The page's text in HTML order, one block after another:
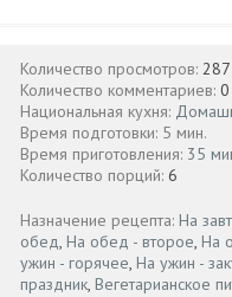
Количество просмотров:
Количество комментариев: 0
Национальная кухня:
Время подготовки: 5 мин.
Время приготовления: 35
Количество порций: 6
Назначение рецепта: На
обед, На обед - второе, На
ужин - горячее, На ужин -
праздник, Вегетарианское